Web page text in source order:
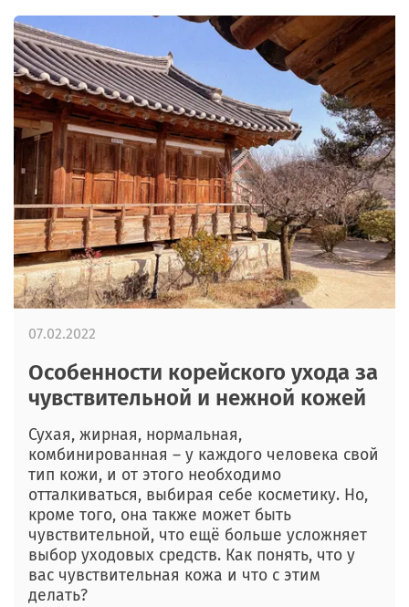
Особенности корейского ухода за
чувствительной и нежной кожей
Сухая, жирная, нормальная,
комбинированная – у каждого человека свой
тип кожи, и от этого необходимо
отталкиваться, выбирая себе косметику. Но,
кроме того, она также может быть
чувствительной, что ещё больше усложняет
выбор уходовых средств. Как понять, что у
вас чувствительная кожа и что с этим
делать?
07.02.2022